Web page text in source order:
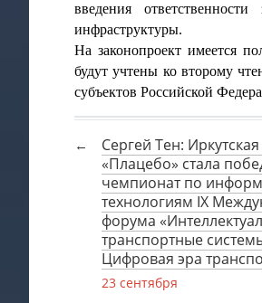
введения
инфраструктуры.
На законопроект имеется
будут учтены ко второму
субъектов Российской
Сергей Тен:
«Плацебо» стала
чемпионат по
технологиям IX
форума
транспортные
Цифровая эра
23 сентября